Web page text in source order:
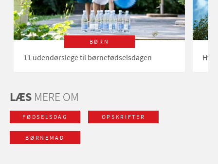
BØRN
11 udendørslege til børnefødselsdagen
LÆS MERE OM
FØDSELSDAG OPSKRIFTER
BØRNEMAD